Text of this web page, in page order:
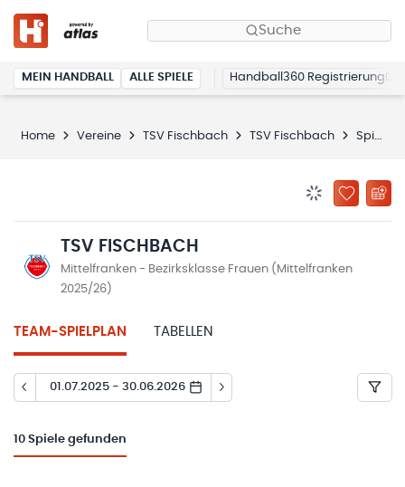
Suche
MEIN HANDBALL ALLE SPIELE Handball360 Registrierung
Home Vereine TSV Fischbach TSV Fischbach Spielplan
ZU
TSV FISCHBACH
Mittelfranken - Bezirksklasse Frauen (Mittelfranken
2025/26)
TEAM-SPIELPLAN TABELLEN
01.07.2025 - 30.06.2026
10 Spiele gefunden